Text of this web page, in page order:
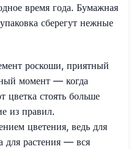
время года. Бумажная
сберегут нежные
роскоши, приятный
момент — когда
цветка стоять больше
из правил.
цветения, ведь для
для растения — вся